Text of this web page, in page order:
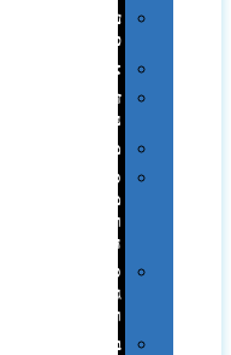
עטי
פלסטיק
אוזניות
זכרונות
ניידים
מפצלים
סביבת
מחשב
וציוד
היקפי
סוללות
גיבוי
ומטענים
ביגוד